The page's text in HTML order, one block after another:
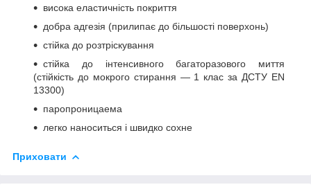
висока еластичність покриття
добра адгезія (прилипає до більшості поверхонь)
стійка до розтріскування
стійка до інтенсивного багаторазового миття
(стійкість до мокрого стирання — 1 клас за ДСТУ EN
13300)
паропроницаема
легко наноситься і швидко сохне
Приховати